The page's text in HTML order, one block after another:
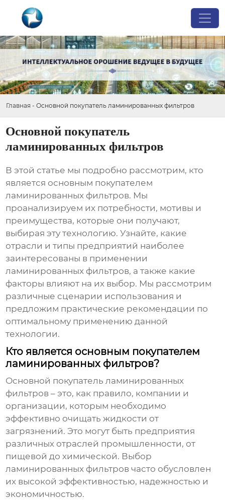
Главная - Основной покупатель ламинированных фильтров
Основной покупатель
ламинированных фильтров
В этой статье мы подробно рассмотрим, кто
является основным покупателем
ламинированных фильтров. Мы
проанализируем их потребности, мотивы и
преимущества, которые они получают,
выбирая эту технологию. Узнайте, какие
отрасли и типы предприятий наиболее
заинтересованы в применении
ламинированных фильтров, а также какие
факторы влияют на их выбор. Мы рассмотрим
различные сценарии использования и
предложим практические рекомендации по
оптимальному применению данной
технологии.
Кто является основным покупателем
ламинированных фильтров?
Основной покупатель ламинированных
фильтров – это, как правило, компании и
организации, которым необходимо
эффективно очищать жидкости от
загрязнений. Это могут быть предприятия
различных отраслей промышленности, от
пищевой до химической. Выбор
ламинированных фильтров часто обусловлен
их высокой эффективностью, надежностью и
экономичностью.